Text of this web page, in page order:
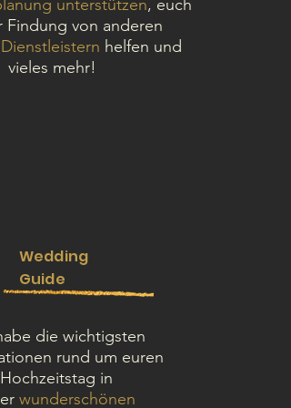
unterstützen, euch
Findung von anderen
Dienstleistern helfen und
vieles mehr!
Wedding
Guide
die wichtigsten
rund um euren
Hochzeitstag in
wunderschönen